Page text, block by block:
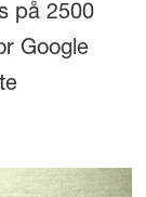
på 2500
Google